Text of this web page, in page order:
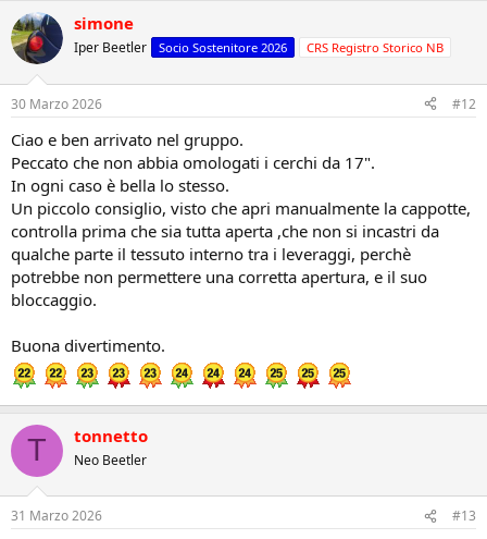
simone
Iper Beetler Socio Sostenitore 2026 CRS Registro Storico NB
30 Marzo 2026 #12
Ciao e ben arrivato nel gruppo.
Peccato che non abbia omologati i cerchi da 17".
In ogni caso è bella lo stesso.
Un piccolo consiglio, visto che apri manualmente la cappotte,
controlla prima che sia tutta aperta ,che non si incastri da
qualche parte il tessuto interno tra i leveraggi, perchè
potrebbe non permettere una corretta apertura, e il suo
bloccaggio.
Buona divertimento.
T tonnetto
Neo Beetler
31 Marzo 2026 #13